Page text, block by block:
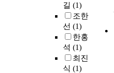
길 (1)
조한
선 (1)
한홍
석 (1)
최진
식 (1)